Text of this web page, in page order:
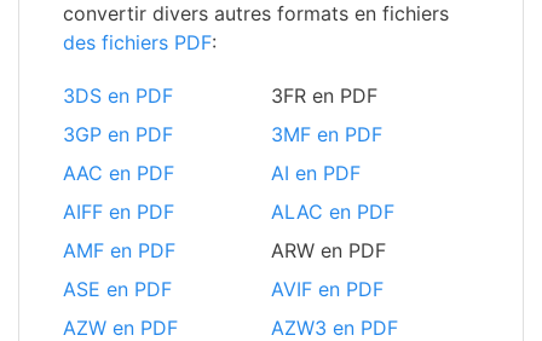
convertir divers autres formats en fichiers
des fichiers PDF:
3DS en PDF
3FR en PDF
3GP en PDF
3MF en PDF
AAC en PDF
AI en PDF
AIFF en PDF
ALAC en PDF
AMF en PDF
ARW en PDF
ASE en PDF
AVIF en PDF
AZW en PDF
AZW3 en PDF